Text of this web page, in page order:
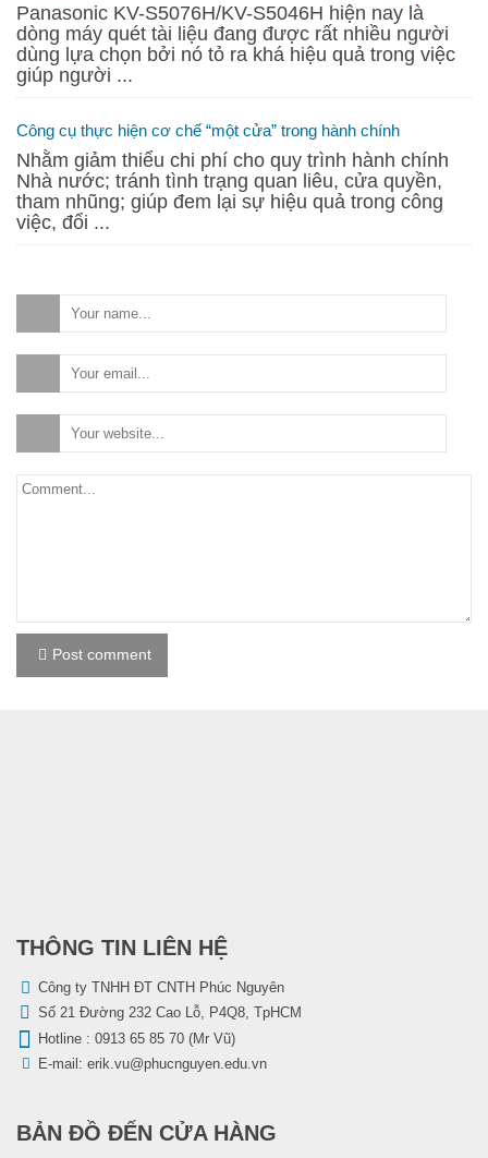
Drum photocopy Konica Minolta DR-317
1,650,000 ₫
44,404,000
Mực laser Brother TN-2385
Panasonic KV-S5076H/KV-S5046H hiện nay là
dòng máy quét tài liệu đang được rất nhiều người
dùng lựa chọn bởi nó tỏ ra khá hiệu quả trong việc
giúp người ...
Công cụ thực hiện cơ chế “một cửa” trong hành chính
Nhằm giảm thiểu chi phí cho quy trình hành chính
Nhà nước; tránh tình trạng quan liêu, cửa quyền,
tham nhũng; giúp đem lại sự hiệu quả trong công
việc, đổi ...
Post comment
THÔNG TIN LIÊN HỆ
Công ty TNHH ĐT CNTH Phúc Nguyên
Số 21 Đường 232 Cao Lỗ, P4Q8, TpHCM
Hotline : 0913 65 85 70 (Mr Vũ)
E-mail: erik.vu@phucnguyen.edu.vn
BẢN ĐỒ ĐẾN CỬA HÀNG